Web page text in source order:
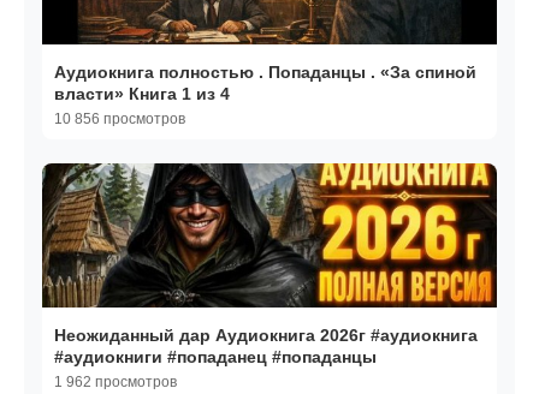
Аудиокнига полностью . Попаданцы . «За спиной
власти» Книга 1 из 4
10 856 просмотров
Неожиданный дар Аудиокнига 2026г #аудиокнига
#аудиокниги #попаданец #попаданцы
1 962 просмотров